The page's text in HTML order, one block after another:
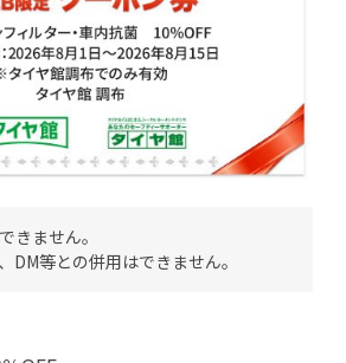
きません。
DM等との併用はできません。